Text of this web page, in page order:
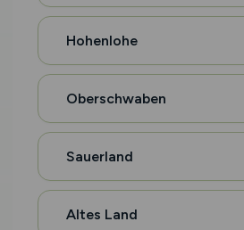
Hohenlohe
Oberschwaben
Sauerland
Altes Land